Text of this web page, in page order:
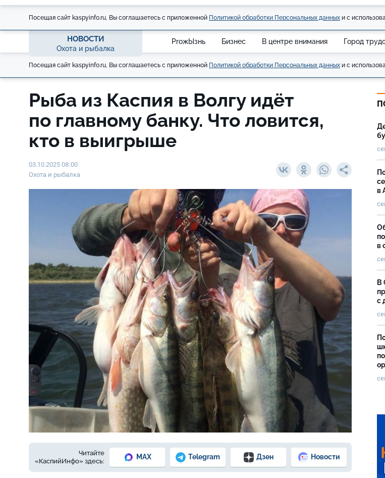
Посещая сайт kaspyinfo.ru, Вы соглашаетесь с приложенной Политикой обработки Персональных данных и с
НОВОСТИ
Охота и рыбалка
ProжЫзнь Бизнес В центре внимания Город
Посещая сайт kaspyinfo.ru, Вы соглашаетесь с приложенной Политикой обработки Персональных данных и с
Рыба из Каспия в Волгу идёт
по главному банку. Что ловится,
кто в выигрыше
03.10.2025 08:00
Охота и рыбалка
Фото: автора
Читайте
«КаспийИнфо» здесь:
MAX Telegram Дзен Новости
в
в
В
с